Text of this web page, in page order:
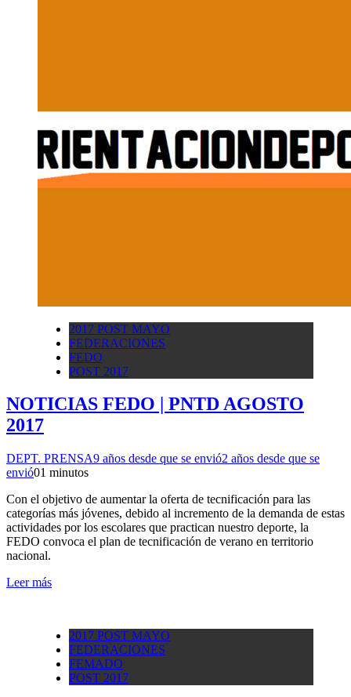
2017 POST MAYO
FEDERACIONES
FEDO
POST 2017
NOTICIAS FEDO | PNTD AGOSTO
2017
DEPT. PRENSA9 años desde que se envió2 años desde que se
envió01 minutos
Con el objetivo de aumentar la oferta de tecnificación para las
categorías más jóvenes, debido al incremento de la demanda de estas
actividades por los escolares que practican nuestro deporte, la
FEDO convoca el plan de tecnificación de verano en territorio
nacional.
Leer más
2017 POST MAYO
FEDERACIONES
FEMADO
POST 2017